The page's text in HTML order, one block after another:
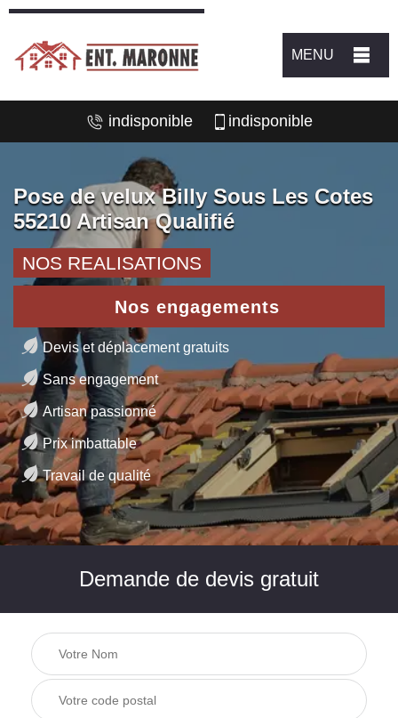
MENU
indisponible indisponible
Pose de velux Billy Sous Les Cotes
55210 Artisan Qualifié
NOS REALISATIONS
Nos engagements
Devis et déplacement gratuits
Sans engagement
Artisan passionné
Prix imbattable
Travail de qualité
Demande de devis gratuit